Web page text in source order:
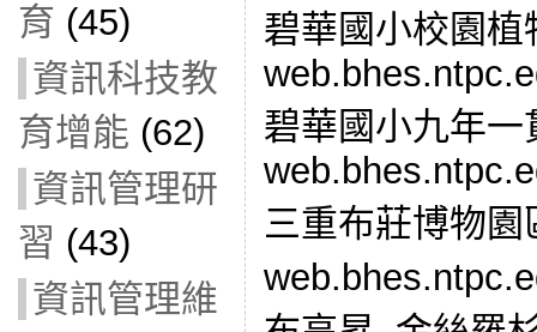
育 (45)
資訊科技教
育增能 (62)
資訊管理研
習 (43)
資訊管理維
碧華國小校園植
碧華國小九年一
三重布莊博物園